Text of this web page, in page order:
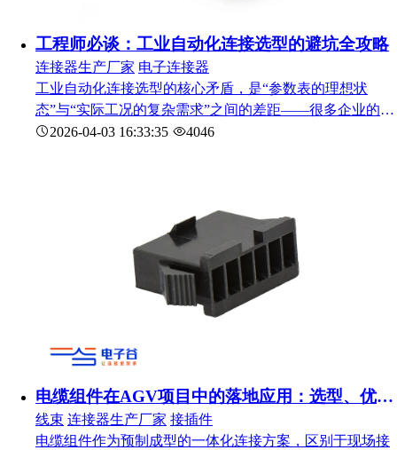
工程师必谈：工业自动化连接选型的避坑全攻略
连接器生产厂家 电子连接器
工业自动化连接选型的核心矛盾，是“参数表的理想状
态”与“实际工况的复杂需求”之间的差距——很多企业的损
失，都源于忽略了这些隐藏的“选型陷阱”。很多工程师，
2026-04-03 16:33:35 4046
电缆组件在AGV项目中的落地应用：选型、优化与案例解析
线束 连接器生产厂家 接插件
电缆组件作为预制成型的一体化连接方案，区别于现场接